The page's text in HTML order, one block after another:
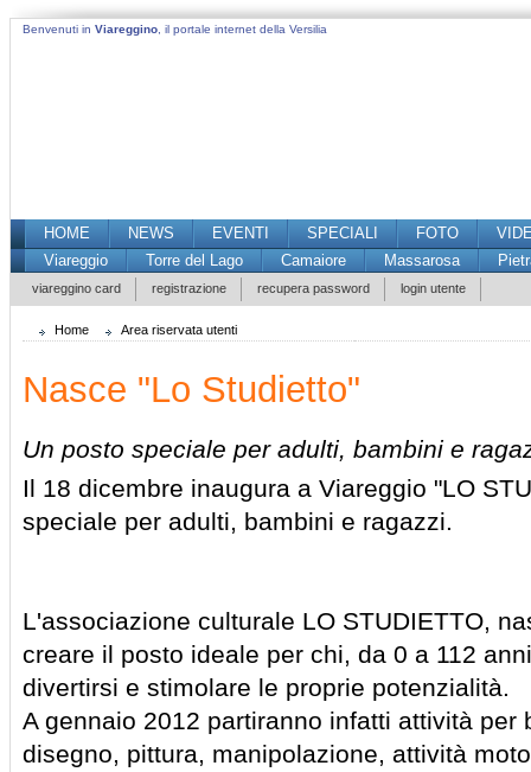
Benvenuti in Viareggino , il portale internet della Versilia
HOME NEWS EVENTI SPECIALI FOTO
Viareggio
Torre del Lago Camaiore Massarosa
viareggino card registrazione recupera password login utente
Home Area riservata utenti
Nasce "Lo Studietto"
Un posto speciale per adulti, bambini e
Il 18 dicembre inaugura a Viareggio "LO
speciale per adulti, bambini e ragazzi.
L'associazione culturale LO STUDIETTO,
creare il posto ideale per chi, da 0 a 112
divertirsi e stimolare le proprie potenzialità.
A gennaio 2012 partiranno infatti attività per
disegno, pittura, manipolazione, attività